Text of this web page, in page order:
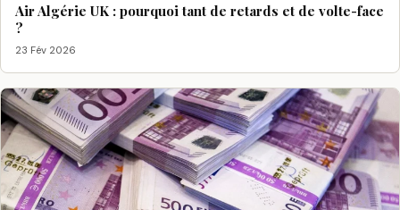
Air Algérie UK : pourquoi tant de retards et de volte-face
?
23 Fév 2026